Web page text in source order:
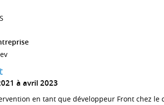
à avril 2023
en tant que développeur Front chez le